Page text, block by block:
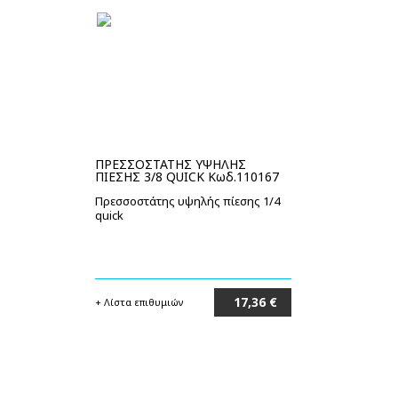
ΠΡΕΣΣΟΣΤΑΤΗΣ ΥΨΗΛΗΣ
ΠΙΕΣΗΣ 3/8 QUICK Κωδ.110167
Πρεσσοστάτης υψηλής πίεσης 1/4
quick
+ Λίστα επιθυμιών 17,36 €